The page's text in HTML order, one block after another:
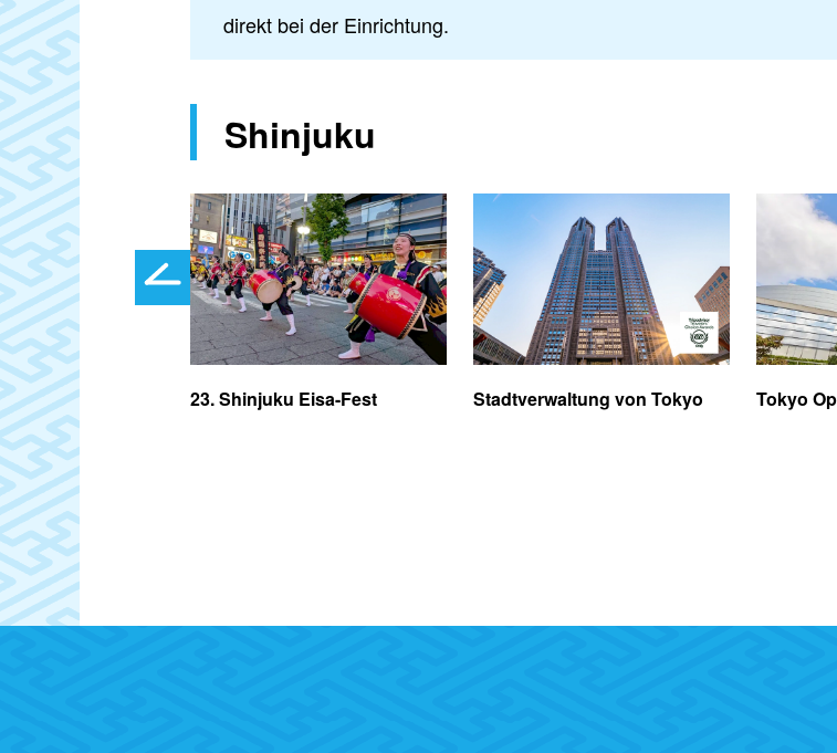
direkt bei der Einrichtung.
Shinjuku
und
in
der größten
Stadtteil
Shinjuku
23. Shinjuku Eisa-Fest Stadtverwaltung von Tokyo Tokyo